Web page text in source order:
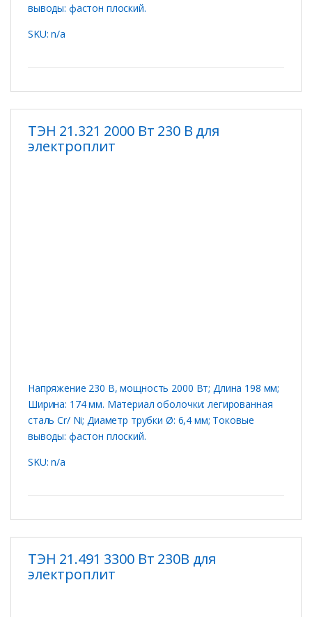
выводы: фастон плоский.
SKU: n/a
ТЭН 21.321 2000 Вт 230 В для
электроплит
Напряжение 230 В, мощность 2000 Вт; Длина 198 мм;
Ширина: 174 мм. Материал оболочки: легированная
сталь Cr/ Ni; Диаметр трубки Ø: 6,4 мм; Токовые
выводы: фастон плоский.
SKU: n/a
ТЭН 21.491 3300 Вт 230В для
электроплит